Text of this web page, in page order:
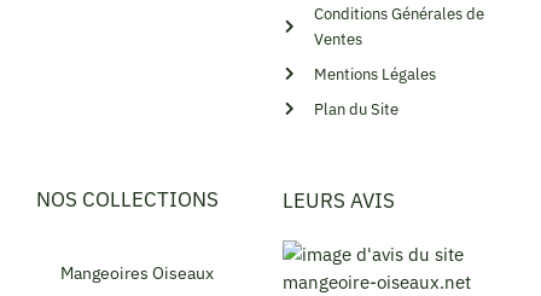
Conditions Générales de
Ventes
Mentions Légales
Plan du Site
NOS COLLECTIONS
Mangeoires Oiseaux
LEURS AVIS